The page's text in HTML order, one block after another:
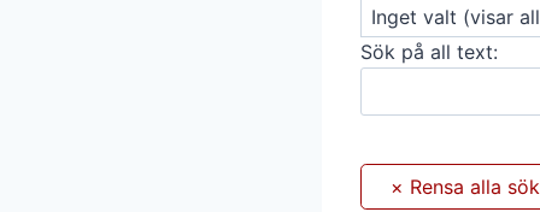
Sök på all text: